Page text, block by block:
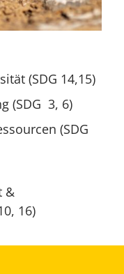
(SDG 14,15)
(SDG 3, 6)
(SDG
&
16)